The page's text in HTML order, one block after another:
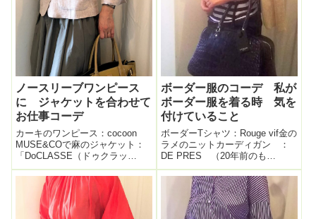
ノースリーブワンピース
に ジャケットを合わせて
お仕事コーデ
カーキのワンピース：cocoon
MUSE&COで麻のジャケット：
「DoCLASSE（ドゥクラッ
セ）」バッグ：ADMJ靴：モード
エジャコモコットンのラクチン
ワンピースに麻のジャケット羽
織って真面目に（見せかけた）
お仕事コーデ。パールとパイ
ボーダー服のコーデ 私が
ボーダー服を着る時 気を
付けていること
ボーダーTシャツ：Rouge vif金の
ラメのニットカーディガン ：
DE PRES （20年前のも
の・・）黒のパンツ：Rouge vif
バッグ：J&M DAVIDSONグレ
ーのバレエシューズ：ノーブラ
ンド本日、珍しく ボーダー服
で。このボ...